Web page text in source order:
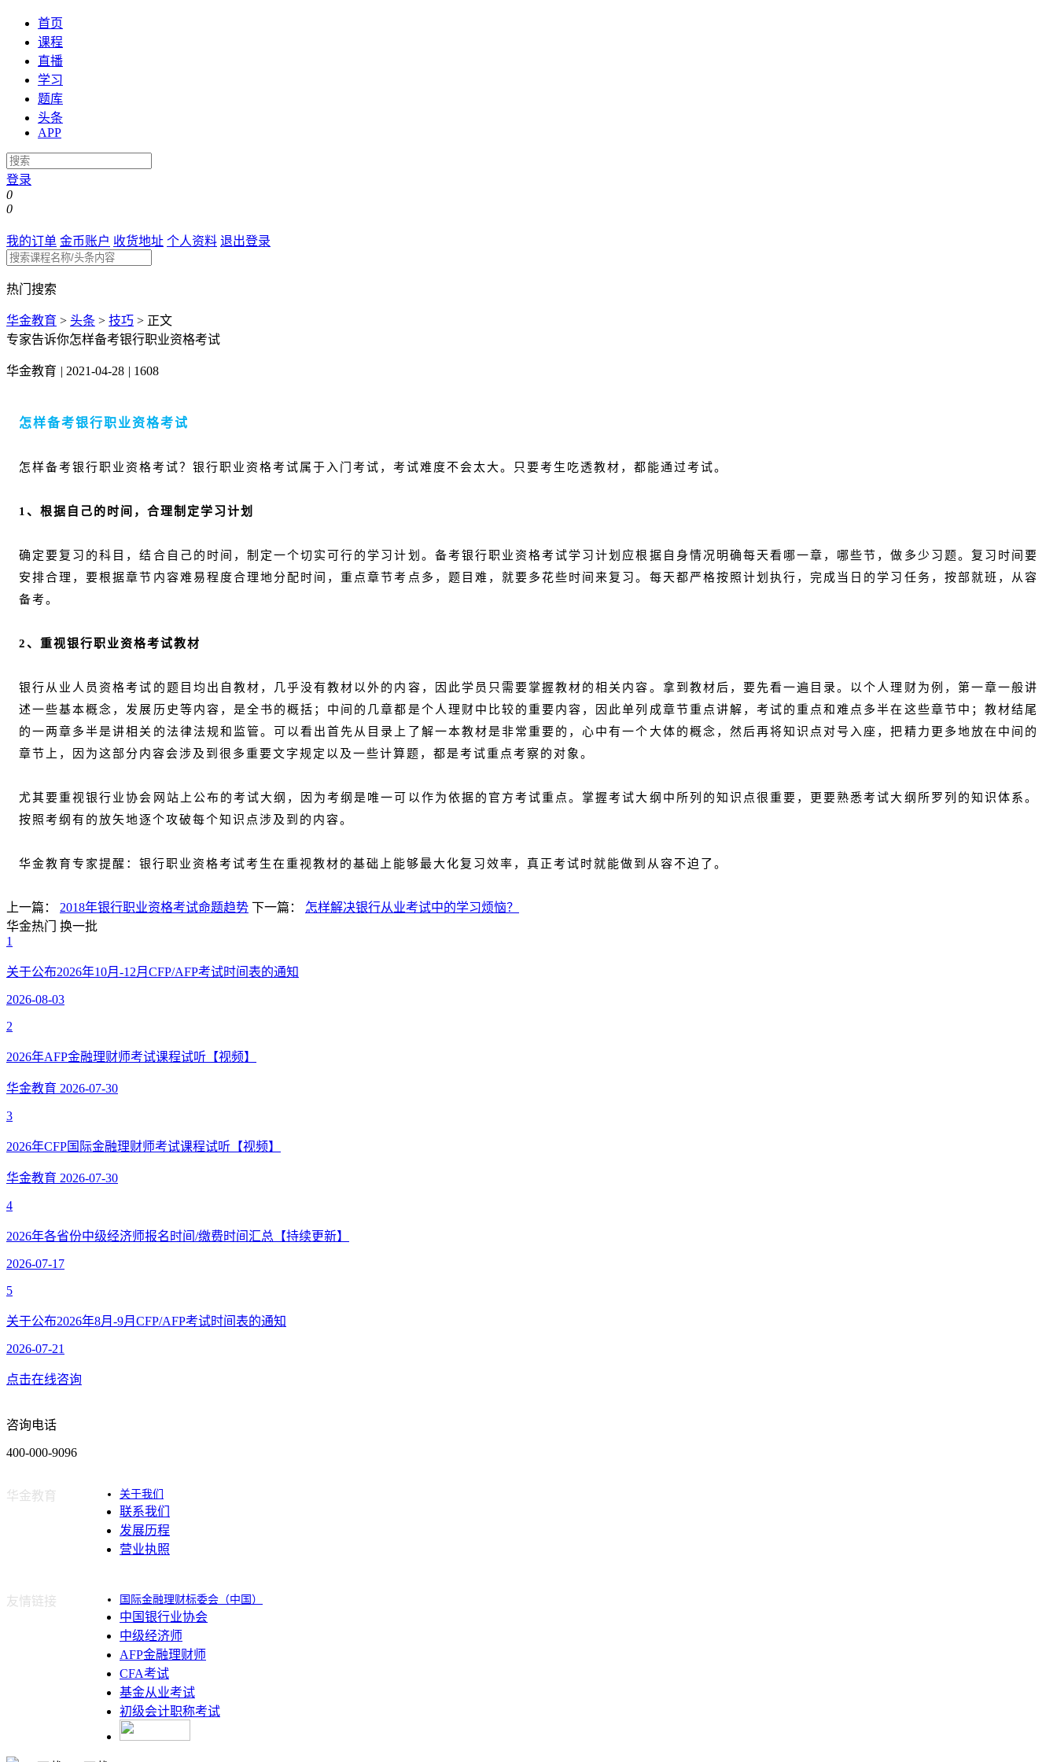
首页
课程
直播
学习
题库
头条
APP
登录
0
0
我的订单 金币账户 收货地址 个人资料 退出登录
热门搜索
华金教育 > 头条 > 技巧 > 正文
专家告诉你怎样备考银行职业资格考试
华金教育 | 2021-04-28 | 1608
怎样备考银行职业资格考试
怎样备考银行职业资格考试？银行职业资格考试属于入门考试，考试难度不会太大。只要考生吃透教材，都能通过考试。
1、根据自己的时间，合理制定学习计划
确定要复习的科目，结合自己的时间，制定一个切实可行的学习计划。备考银行职业资格考试学习计划应根据自身情况明确每天看哪一章，哪些节，做多少习题。复习时间要
安排合理，要根据章节内容难易程度合理地分配时间，重点章节考点多，题目难，就要多花些时间来复习。每天都严格按照计划执行，完成当日的学习任务，按部就班，从容
备考。
2、重视银行职业资格考试教材
银行从业人员资格考试的题目均出自教材，几乎没有教材以外的内容，因此学员只需要掌握教材的相关内容。拿到教材后，要先看一遍目录。以个人理财为例，第一章一般讲
述一些基本概念，发展历史等内容，是全书的概括；中间的几章都是个人理财中比较的重要内容，因此单列成章节重点讲解，考试的重点和难点多半在这些章节中；教材结尾
的一两章多半是讲相关的法律法规和监管。可以看出首先从目录上了解一本教材是非常重要的，心中有一个大体的概念，然后再将知识点对号入座，把精力更多地放在中间的
章节上，因为这部分内容会涉及到很多重要文字规定以及一些计算题，都是考试重点考察的对象。
尤其要重视银行业协会网站上公布的考试大纲，因为考纲是唯一可以作为依据的官方考试重点。掌握考试大纲中所列的知识点很重要，更要熟悉考试大纲所罗列的知识体系。
按照考纲有的放矢地逐个攻破每个知识点涉及到的内容。
华金教育专家提醒：银行职业资格考试考生在重视教材的基础上能够最大化复习效率，真正考试时就能做到从容不迫了。
上一篇： 2018年银行职业资格考试命题趋势 下一篇： 怎样解决银行从业考试中的学习烦恼？
华金热门
换一批
1
关于公布2026年10月-12月CFP/AFP考试时间表的通知
2026-08-03
2
2026年AFP金融理财师考试课程试听【视频】
华金教育 2026-07-30
3
2026年CFP国际金融理财师考试课程试听【视频】
华金教育 2026-07-30
4
2026年各省份中级经济师报名时间/缴费时间汇总【持续更新】
2026-07-17
5
关于公布2026年8月-9月CFP/AFP考试时间表的通知
2026-07-21
点击在线咨询
咨询电话
400-000-9096
华金教育 关于我们
联系我们
发展历程
营业执照
友情链接 国际金融理财标委会（中国）
中国银行业协会
中级经济师
AFP金融理财师
CFA考试
基金从业考试
初级会计职称考试